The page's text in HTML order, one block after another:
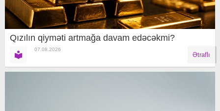
Qızılın qiyməti artmağa davam edəcəkmi?
07.08.2026
Ətraflı